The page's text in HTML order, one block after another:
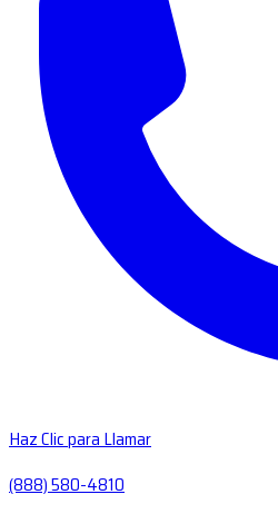
Haz Clic para Llamar
(888) 580-4810